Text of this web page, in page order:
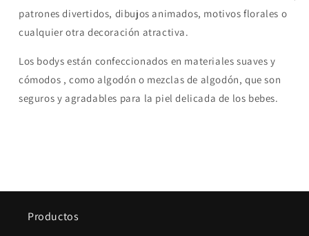
patrones divertidos, dibujos animados, motivos florales o
cualquier otra decoración atractiva.
Los bodys están confeccionados en materiales suaves y
cómodos , como algodón o mezclas de algodón, que son
seguros y agradables para la piel delicada de los bebes.
Productos